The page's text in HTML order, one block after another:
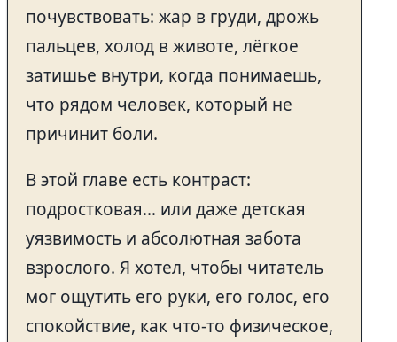
почувствовать: жар в груди, дрожь
пальцев, холод в животе, лёгкое
затишье внутри, когда понимаешь,
что рядом человек, который не
причинит боли.
В этой главе есть контраст:
подростковая… или даже детская
уязвимость и абсолютная забота
взрослого. Я хотел, чтобы читатель
мог ощутить его руки, его голос, его
спокойствие, как что-то физическое,